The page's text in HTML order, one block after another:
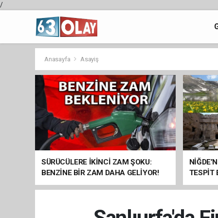
/
Anasayfa Asayiş
SÜRÜCÜLERE İKİNCİ ZAM ŞOKU:
BENZİNE BİR ZAM DAHA GELİYOR!
TESPİT
SOMUT